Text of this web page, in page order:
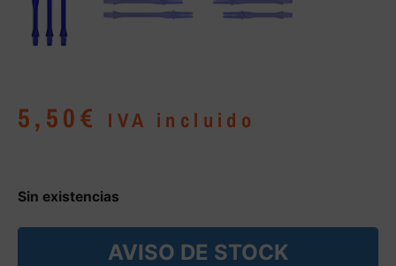
5,50€ IVA incluido
Sin existencias
AVISO DE STOCK